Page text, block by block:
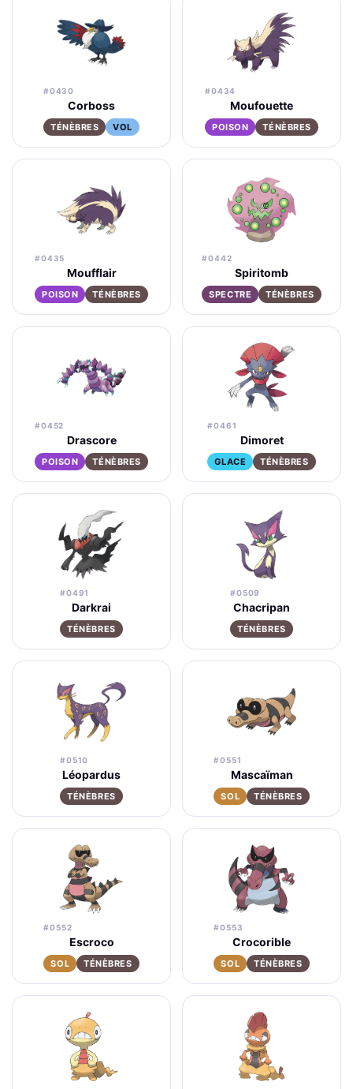
#0430
Corboss
TÉNÈBRES VOL
#0434
Moufouette
POISON TÉNÈBRES
#0435
Moufflair
POISON TÉNÈBRES
#0442
Spiritomb
SPECTRE TÉNÈBRES
#0452
Drascore
POISON TÉNÈBRES
#0461
Dimoret
GLACE TÉNÈBRES
#0491
Darkrai
TÉNÈBRES
#0509
Chacripan
TÉNÈBRES
#0510
Léopardus
TÉNÈBRES
#0551
Mascaïman
SOL TÉNÈBRES
#0552
Escroco
SOL TÉNÈBRES
#0553
Crocorible
SOL TÉNÈBRES